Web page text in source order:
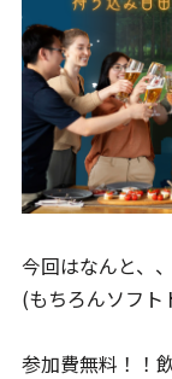
今回はなんと、
(もちろんソフト
参加費無料！！